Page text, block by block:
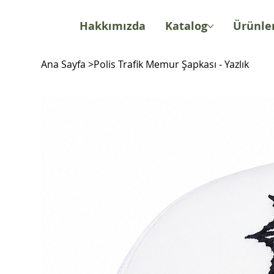
Hakkımızda Katalog
Ana Sayfa >Polis Trafik Memur Şapkası - Yazlık